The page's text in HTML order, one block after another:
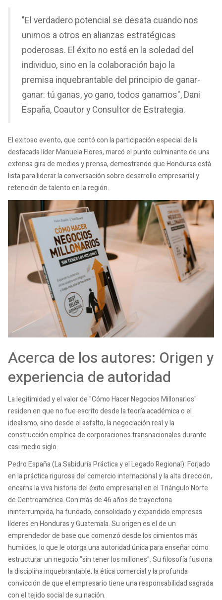
"El verdadero potencial se desata cuando nos
unimos a otros en alianzas estratégicas
poderosas. El éxito no está en la soledad del
individuo, sino en la colaboración bajo la
premisa inquebrantable del principio de ganar-
ganar: tú ganas, yo gano, todos ganamos", Dani
España, Coautor y Consultor de Estrategia.
El exitoso evento, que contó con la participación especial de la
destacada líder Manuela Flores, marcó el punto culminante de una
extensa gira de medios y prensa, demostrando que Honduras está
lista para liderar la conversación sobre desarrollo empresarial y
retención de talento en la región.
Acerca de los autores: Origen y
experiencia de autoridad
La legitimidad y el valor de "Cómo Hacer Negocios Millonarios"
residen en que no fue escrito desde la teoría académica o el
idealismo, sino desde el asfalto, la negociación real y la
construcción empírica de corporaciones transnacionales durante
casi medio siglo.
Pedro España (La Sabiduría Práctica y el Legado Regional): Forjado
en la práctica rigurosa del comercio internacional y la alta dirección,
encarna la viva historia del éxito empresarial en el Triángulo Norte
de Centroamérica. Con más de 46 años de trayectoria
ininterrumpida, ha fundado, consolidado y expandido empresas
líderes en Honduras y Guatemala. Su origen es el de un
emprendedor de base que comenzó desde los cimientos más
humildes, lo que le otorga una autoridad única para enseñar cómo
estructurar un negocio "sin tener los millones". Su filosofía fusiona
la disciplina inquebrantable, la ética comercial y la profunda
convicción de que el empresario tiene una responsabilidad sagrada
con el tejido social de su nación.